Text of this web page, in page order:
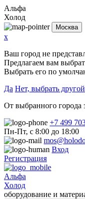
Альфа
Холод
Москва
x
Ваш город не
Предлагаем вам
Выбрать его по
Да Нет, выбрать другой
От выбранного города
+7 499
Пн-Пт, с 8:00 до 18:00
Вход
Регистрация
Альфа
Холод
оборудование и